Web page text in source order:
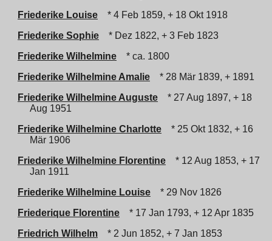
Friederike Louise
* 4 Feb 1859, + 18 Okt 1918
Friederike Sophie
* Dez 1822, + 3 Feb 1823
Friederike Wilhelmine
* ca. 1800
Friederike Wilhelmine Amalie
* 28 Mär 1839, + 1891
Friederike Wilhelmine Auguste
* 27 Aug 1897, + 18
Aug 1951
Friederike Wilhelmine Charlotte
* 25 Okt 1832, + 16
Mär 1906
Friederike Wilhelmine Florentine
* 12 Aug 1853, + 17
Jan 1911
Friederike Wilhelmine Louise
* 29 Nov 1826
Friederique Florentine
* 17 Jan 1793, + 12 Apr 1835
Friedrich Wilhelm
* 2 Jun 1852, + 7 Jan 1853